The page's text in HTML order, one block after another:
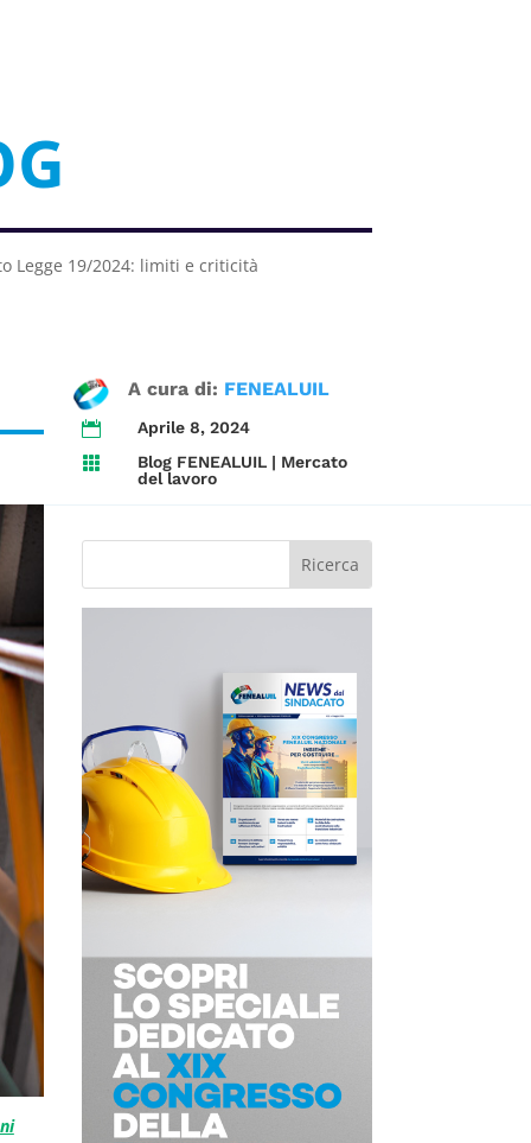
Legge 19/2024: limiti e criticità
A cura di: FENEALUIL

Aprile 8, 2024

Blog FENEALUIL | Mercato
del lavoro